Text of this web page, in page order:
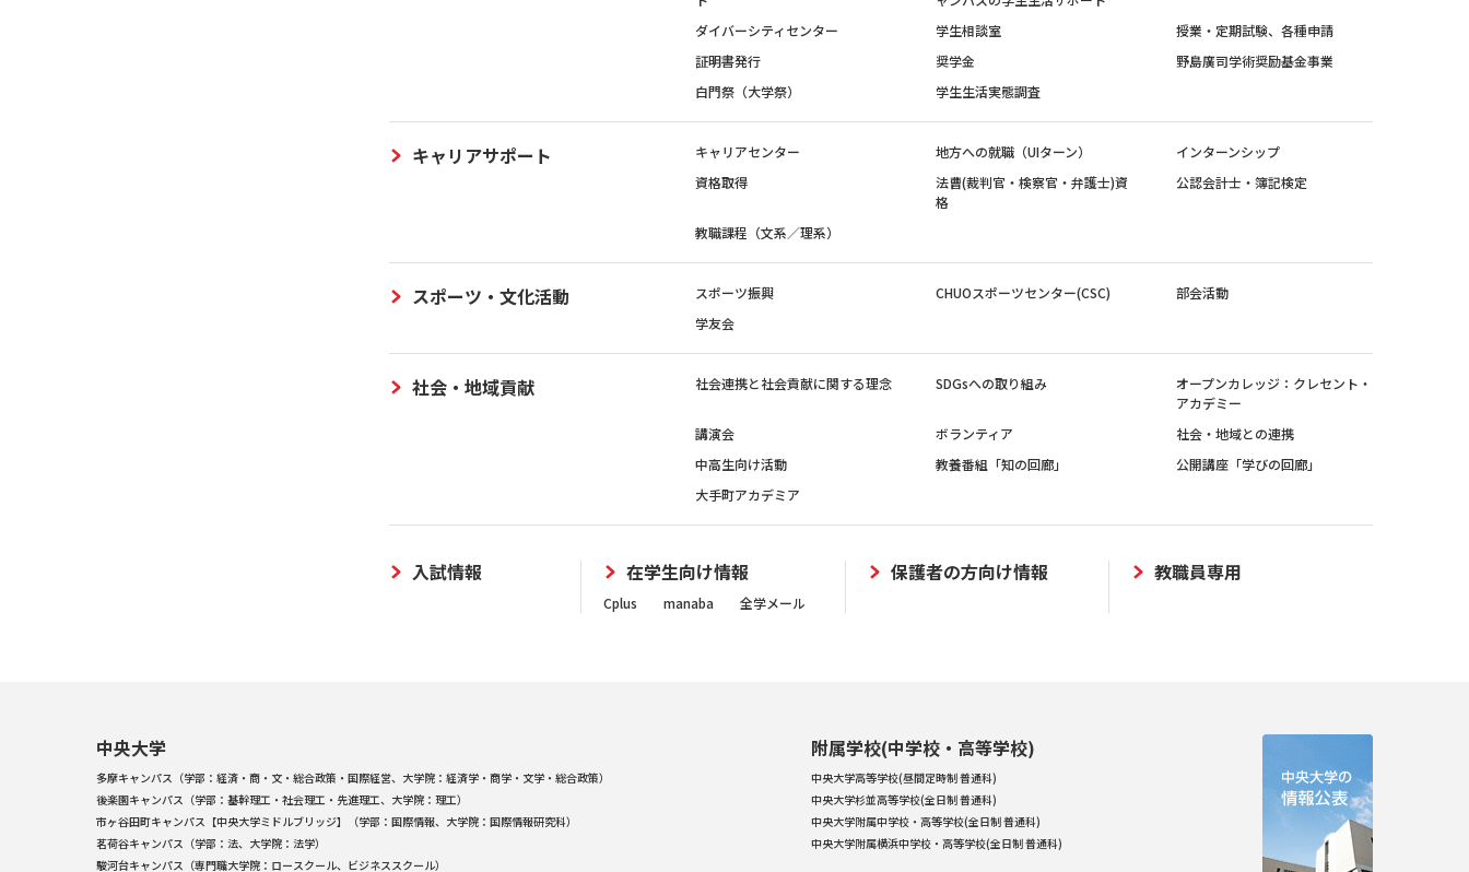
ダイバーシティセンター 学生相談室
授業・定期試験、各種申請
証明書発行
奨学金
野島廣司学術奨励基金事業
白門祭（大学祭）
学生生活実態調査
キャリアサポート キャリアセンター 地方への就職（UIターン）
インターンシップ
資格取得
法曹(裁判官・検察官・弁護士)資
格
公認会計士・簿記検定
教職課程（文系／理系）
スポーツ・文化活動 スポーツ振興 CHUOスポーツセンター(CSC)
部会活動
学友会
社会・地域貢献 社会連携と社会貢献に関する理念 SDGsへの取り組み
オープンカレッジ：クレセント・
アカデミー
講演会
ボランティア
社会・地域との連携
中高生向け活動
教養番組「知の回廊」
公開講座「学びの回廊」
大手町アカデミア
入試情報 在学生向け情報
Cplus manaba 全学メール
保護者の方向け情報 教職員専用
中央大学
多摩キャンパス（学部：経済・商・文・総合政策・国際経営、大学院：経済学・商学・文学・総合政策）
後楽園キャンパス（学部：基幹理工・社会理工・先進理工、大学院：理工）
市ヶ谷田町キャンパス【中央大学ミドルブリッジ】（学部：国際情報、大学院：国際情報研究科）
茗荷谷キャンパス（学部：法、大学院：法学）
駿河台キャンパス（専門職大学院：ロースクール、ビジネススクール）
附属学校(中学校・高等学校)
中央大学高等学校(昼間定時制 普通科)
中央大学杉並高等学校(全日制 普通科)
中央大学附属中学校・高等学校(全日制 普通科)
中央大学附属横浜中学校・高等学校(全日制 普通科)